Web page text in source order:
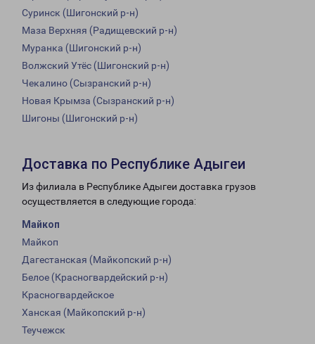
Суринск (Шигонский р-н)
Маза Верхняя (Радищевский р-н)
Муранка (Шигонский р-н)
Волжский Утёс (Шигонский р-н)
Чекалино (Сызранский р-н)
Новая Крымза (Сызранский р-н)
Шигоны (Шигонский р-н)
Доставка по Республике Адыгеи
Из филиала в Республике Адыгеи доставка грузов
осуществляется в следующие города:
Майкоп
Майкоп
Дагестанская (Майкопский р-н)
Белое (Красногвардейский р-н)
Красногвардейское
Ханская (Майкопский р-н)
Теучежск